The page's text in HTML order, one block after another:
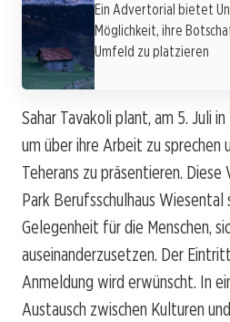
Ein Advertorial bietet
Möglichkeit, ihre
Umfeld zu platzieren
Sahar Tavakoli plant, am 5. Juli
um über ihre Arbeit zu sprechen
Teherans zu präsentieren. Diese
Park Berufsschulhaus
Gelegenheit für die Menschen,
auseinanderzusetzen. Der
Anmeldung wird erwünscht. In
Austausch zwischen Kulturen